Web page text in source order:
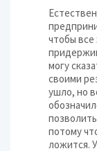
чтобы все
могу
своими
ушло, но
потому
ложится.